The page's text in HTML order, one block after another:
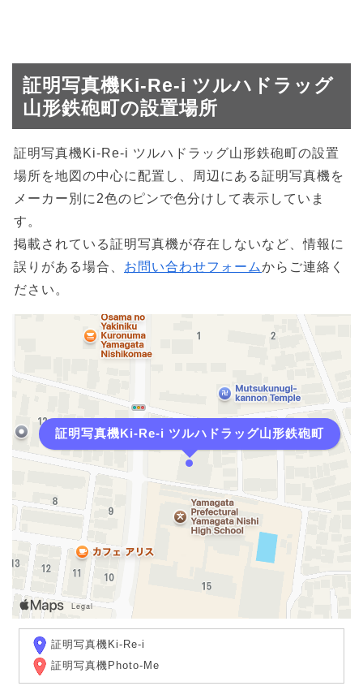
証明写真機Ki-Re-i ツルハドラッグ
山形鉄砲町の設置場所
証明写真機Ki-Re-i ツルハドラッグ山形鉄砲町の設置
場所を地図の中心に配置し、周辺にある証明写真機を
メーカー別に2色のピンで色分けして表示していま
す。
掲載されている証明写真機が存在しないなど、情報に
誤りがある場合、 お問い合わせフォームからご連絡く
ださい。
証明写真機Ki-Re-i ツルハドラッグ山形鉄砲町
証明写真機Ki-Re-i
証明写真機Photo-Me